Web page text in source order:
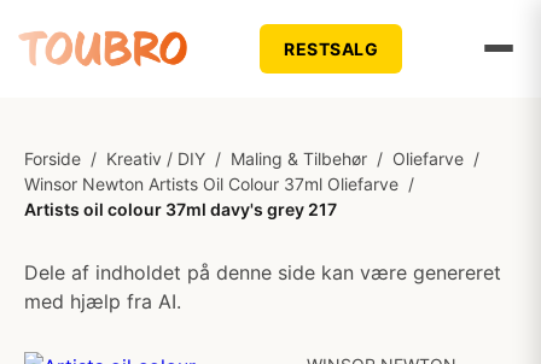
RESTSALG
Forside / Kreativ / DIY / Maling & Tilbehør / Oliefarve /
Winsor Newton Artists Oil Colour 37ml Oliefarve /
Artists oil colour 37ml davy's grey 217
Dele af indholdet på denne side kan være genereret
med hjælp fra AI.